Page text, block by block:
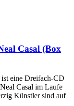
Casal (Box
eine Dreifach-CD
Casal im Laufe
Künstler sind auf